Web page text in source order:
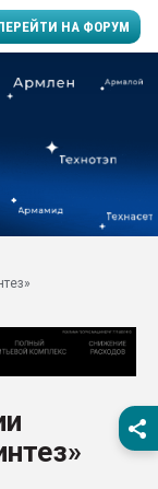
НА ФОРУМ
заводу пластмасс"
Подмосковье, Москва
28.07.2026
пластмасс
28.07.2026